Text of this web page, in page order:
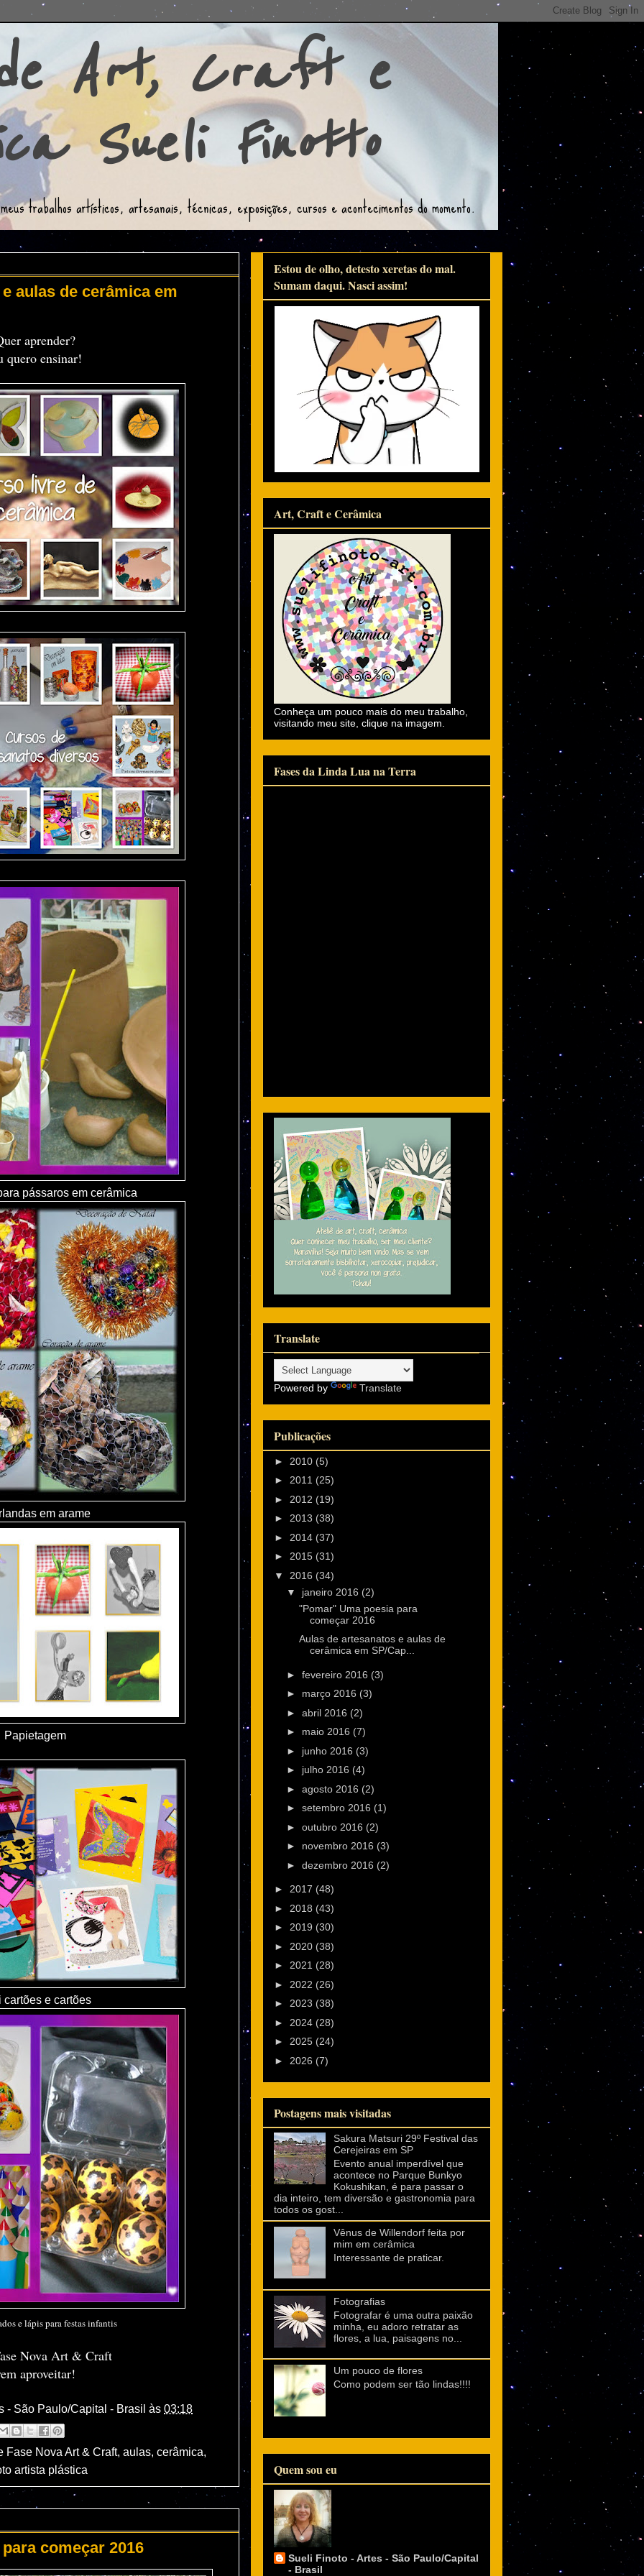
Art, Craft e
Sueli Finotto
trabalhos artísticos, artesanais, técnicas, exposições, cursos e acontecimentos do momento.
aulas de cerâmica em
aprender?
quero ensinar!
pássaros em cerâmica
em arame
Papietagem
cartões e cartões
e lápis para festas infantis
Nova Art & Craft
aproveitar!
- São Paulo/Capital - Brasil às 03:18
Fase Nova Art & Craft, aulas, cerâmica,
artista plástica
começar 2016
Estou de olho, detesto xeretas do mal.
Sumam daqui. Nasci assim!
Art, Craft e Cerâmica
Conheça um pouco mais do meu trabalho,
visitando meu site, clique na imagem.
Fases da Linda Lua na Terra
Translate
Powered by Translate
Publicações
► 2010 (5)
► 2011 (25)
► 2012 (19)
► 2013 (38)
► 2014 (37)
► 2015 (31)
▼ 2016 (34)
▼ janeiro 2016 (2)
"Pomar" Uma poesia para
começar 2016
Aulas de artesanatos e aulas de
cerâmica em SP/Cap...
► fevereiro 2016 (3)
► março 2016 (3)
► abril 2016 (2)
► maio 2016 (7)
► junho 2016 (3)
► julho 2016 (4)
► agosto 2016 (2)
► setembro 2016 (1)
► outubro 2016 (2)
► novembro 2016 (3)
► dezembro 2016 (2)
► 2017 (48)
► 2018 (43)
► 2019 (30)
► 2020 (38)
► 2021 (28)
► 2022 (26)
► 2023 (38)
► 2024 (28)
► 2025 (24)
► 2026 (7)
Postagens mais visitadas
Sakura Matsuri 29º Festival das
Cerejeiras em SP
Evento anual imperdível que
acontece no Parque Bunkyo
Kokushikan, é para passar o
dia inteiro, tem diversão e gastronomia para
todos os gost...
Vênus de Willendorf feita por
mim em cerâmica
Interessante de praticar.
Fotografias
Fotografar é uma outra paixão
minha, eu adoro retratar as
flores, a lua, paisagens no...
Um pouco de flores
Como podem ser tão lindas!!!!
Quem sou eu
Sueli Finoto - Artes - São Paulo/Capital
- Brasil